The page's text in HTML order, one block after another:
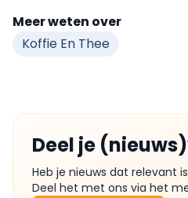
Meer weten over
Koffie En Thee
Deel je
Heb je nieuws dat relevant
Deel het met ons via het